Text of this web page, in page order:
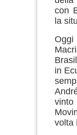
con
la
in
vinto
volta